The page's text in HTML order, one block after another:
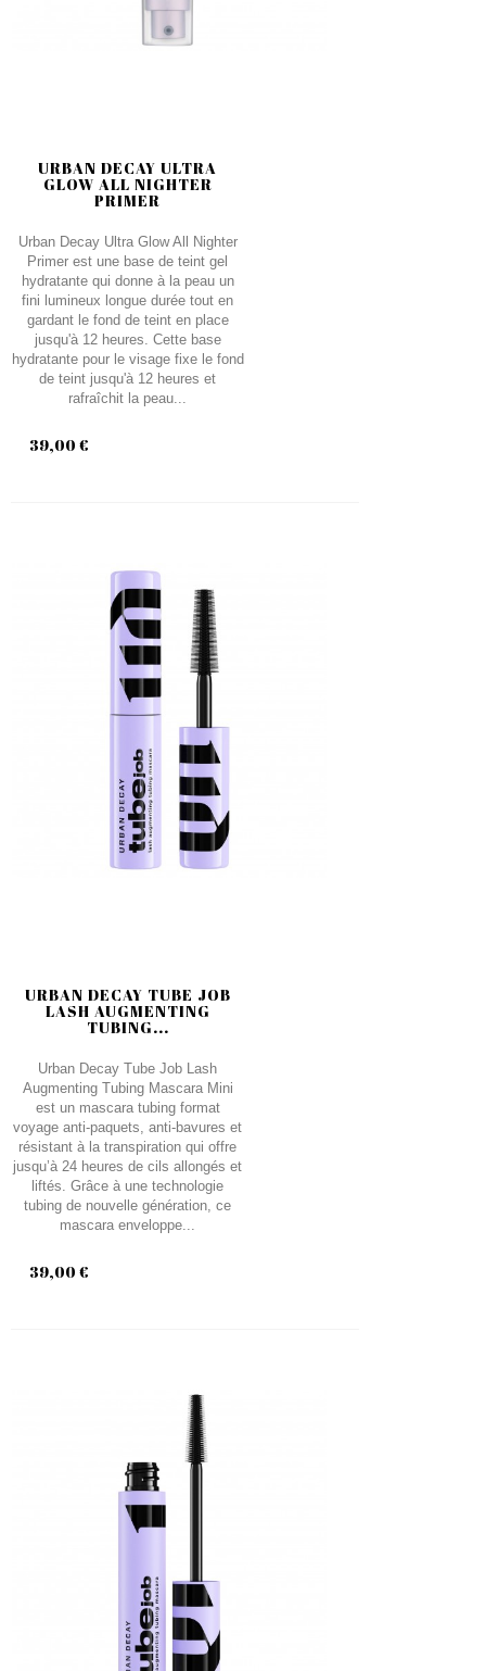
URBAN DECAY ULTRA
GLOW ALL NIGHTER
PRIMER
Urban Decay Ultra Glow All Nighter
Primer est une base de teint gel
hydratante qui donne à la peau un
fini lumineux longue durée tout en
gardant le fond de teint en place
jusqu'à 12 heures. Cette base
hydratante pour le visage fixe le fond
de teint jusqu'à 12 heures et
rafraîchit la peau...
39,00 €
URBAN DECAY TUBE JOB
LASH AUGMENTING
TUBING...
Urban Decay Tube Job Lash
Augmenting Tubing Mascara Mini
est un mascara tubing format
voyage anti-paquets, anti-bavures et
résistant à la transpiration qui offre
jusqu’à 24 heures de cils allongés et
liftés. Grâce à une technologie
tubing de nouvelle génération, ce
mascara enveloppe...
39,00 €